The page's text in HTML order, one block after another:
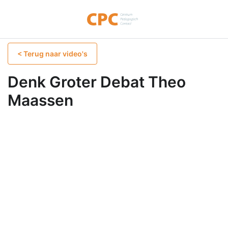
< Terug naar video's
Denk Groter Debat Theo
Maassen